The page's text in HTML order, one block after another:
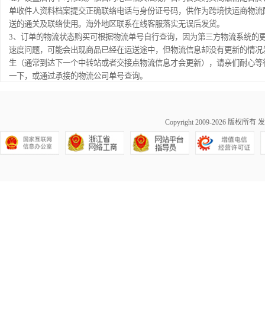
单收件人资料档案提交正确联络电话与身份证号码，供作为跨境快运商物流
送的通关及联络使用。海外地区联系在线客服落实无误后发货。
3、订单的物流状态购买可根据物流单号自行查询，因为第三方物流系统的
速度问题，可能会出现商品已经在运送途中，但物流信息却没有更新的情况
生（通常到达下一个中转站或者交接点物流信息才会更新），请亲们耐心等
一下，或通过承接的物流公司单号查询。
Copyright 2009-2026 版权所有